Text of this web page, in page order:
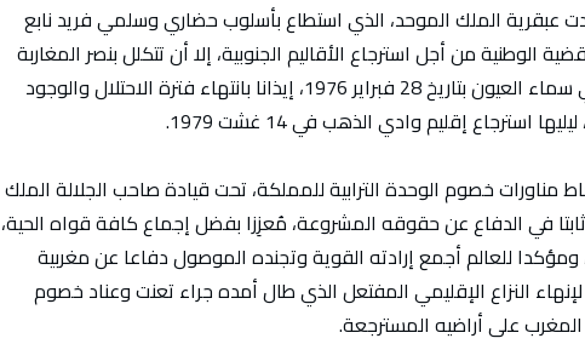
عبقرية الملك الموحد، الذي استطاع بأسلوب حضاري وسلمي فريد نابع
الوطنية من أجل استرجاع الأقاليم الجنوبية، إلا أن تتكلل بنصر المغاربة
الذين رفعوا راية الوطن خفاقة في سماء العيون بتاريخ 28 فبراير 1976، إيذانا بانتهاء فترة الاحتلال والوجود
استرجاع إقليم وادي الذهب في 14 غشت 1979.
مناورات خصوم الوحدة الترابية للمملكة، تحت قيادة صاحب الجلالة الملك
في الدفاع عن حقوقه المشروعة، مُعزِزا بفضل إجماع كافة قواه الحية،
ومؤكدا للعالم أجمع إرادته القوية وتجنده الموصول دفاعا عن مغربية
النزاع الإقليمي المفتعل الذي طال أمده جراء تعنت وعناد خصوم
المغرب على أراضيه المسترجعة.